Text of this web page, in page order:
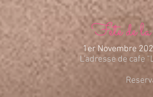
Fete de
1er Novembre
L'adresse de cafe